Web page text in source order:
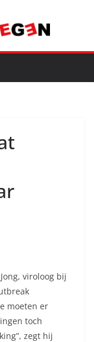
viroloog bij
moeten er
toch
zegt hij